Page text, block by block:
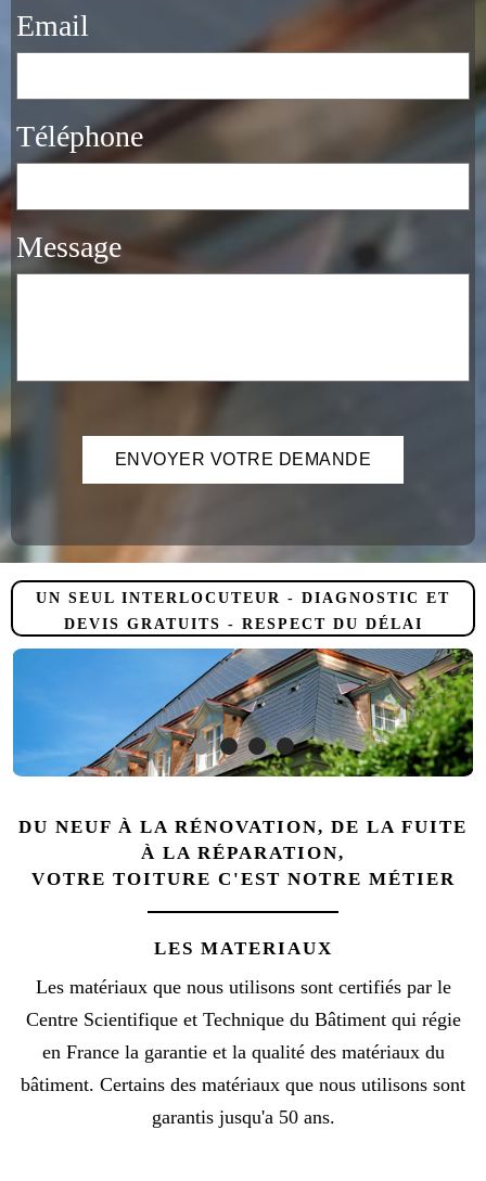
Email
Téléphone
Message
UN SEUL INTERLOCUTEUR - DIAGNOSTIC ET
DEVIS GRATUITS - RESPECT DU DÉLAI
DU NEUF À LA RÉNOVATION, DE LA FUITE
À LA RÉPARATION,
VOTRE TOITURE C'EST NOTRE MÉTIER
LES MATERIAUX
Les matériaux que nous utilisons sont certifiés par le
Centre Scientifique et Technique du Bâtiment qui régie
en France la garantie et la qualité des matériaux du
bâtiment. Certains des matériaux que nous utilisons sont
garantis jusqu'a 50 ans.